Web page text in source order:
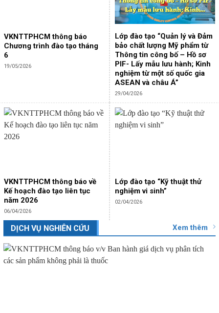
VKNTTPHCM thông báo
Chương trình đào tạo tháng
6
19/05/2026
Lớp đào tạo “Quản lý và Đảm
bảo chất lượng Mỹ phẩm từ
Thông tin công bố – Hồ sơ
PIF- Lấy mẫu lưu hành; Kinh
nghiệm từ một số quốc gia
ASEAN và châu Á”
29/04/2026
VKNTTPHCM thông báo về
Kế hoạch đào tạo liên tục
năm 2026
06/04/2026
Lớp đào tạo “Kỹ thuật thử
nghiệm vi sinh”
02/04/2026
DỊCH VỤ NGHIÊN CỨU Xem thêm